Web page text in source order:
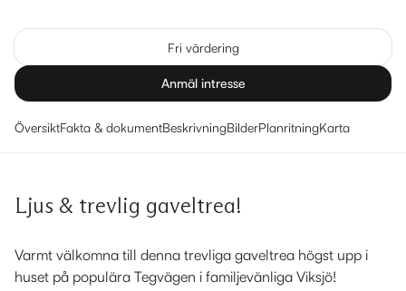
Fri värdering
Anmäl intresse
ÖversiktFakta & dokumentBeskrivningBilderPlanritningKarta
Ljus & trevlig gaveltrea!
Varmt välkomna till denna trevliga gaveltrea högst upp i
huset på populära Tegvägen i familjevänliga Viksjö!